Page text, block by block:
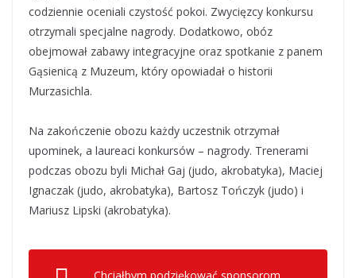
codziennie oceniali czystość pokoi. Zwycięzcy konkursu
otrzymali specjalne nagrody. Dodatkowo, obóz
obejmował zabawy integracyjne oraz spotkanie z panem
Gąsienicą z Muzeum, który opowiadał o historii
Murzasichla.
Na zakończenie obozu każdy uczestnik otrzymał
upominek, a laureaci konkursów – nagrody. Trenerami
podczas obozu byli Michał Gaj (judo, akrobatyka), Maciej
Ignaczak (judo, akrobatyka), Bartosz Tończyk (judo) i
Mariusz Lipski (akrobatyka).